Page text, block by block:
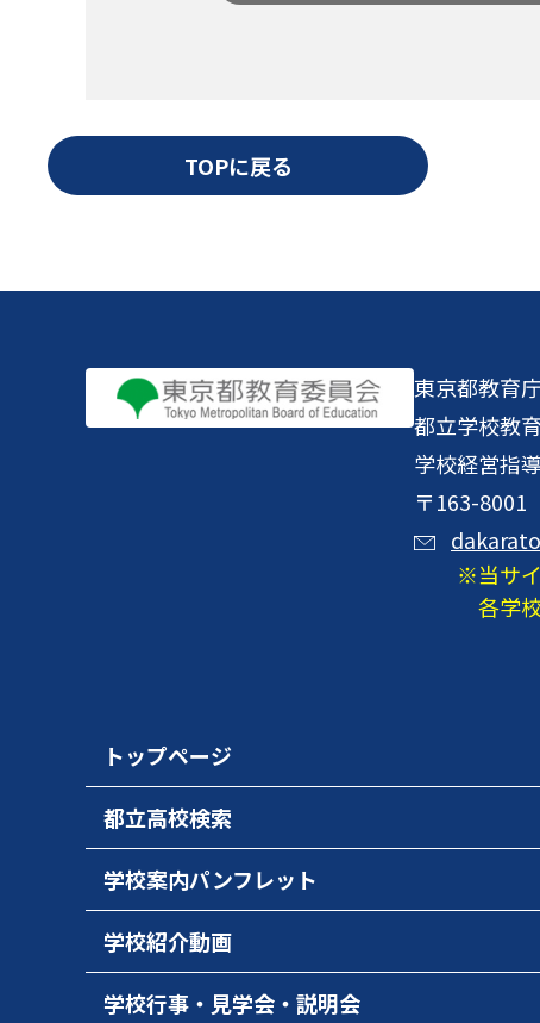
TOPに戻る
東京都教育
都立学校教
学校経営指
〒163-
当サ
各学
トップページ
都立高校検索
学校案内パンフレット
学校紹介動画
学校行事・見学会・説明会